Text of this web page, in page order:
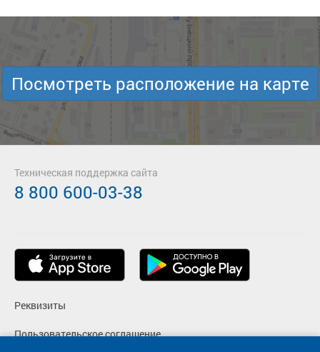
Посмотреть расположение на карте
Реквизиты
Пользовательское соглашение
Техническая поддержка сайта
8 800 600-03-38